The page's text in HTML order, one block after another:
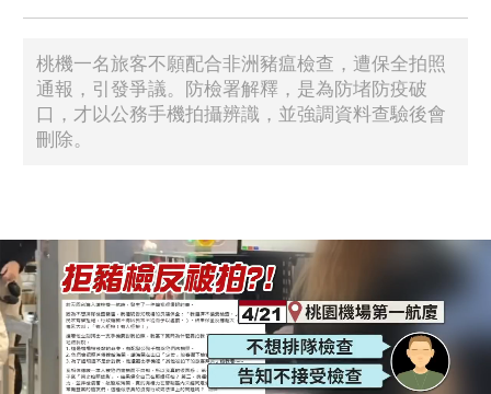
​桃機一名旅客不願配合非洲豬瘟檢查，遭保全拍照
通報，引發爭議。防檢署解釋，是為防堵防疫破
口，才以公務手機拍攝辨識，並強調資料查驗後會
刪除。